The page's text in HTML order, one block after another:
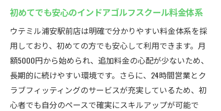
インドアゴルフスクールで効果的にスコア
アップ
スイング解析機器を活用したインドアゴル
フスクール練習
インドアゴルフスクールで個別指導を受け
るメリット
初めてでも安心のインドアゴルフスクール料金体系
ウテミル浦安駅前店は明確で分かりやすい料金体系を採
用しており、初めての方でも安心して利用できます。月
額5000円から始められ、追加料金の心配が少ないため、
長期的に続けやすい環境です。さらに、24時間営業とク
ラブフィッティングのサービスが充実しているため、初
心者でも自分のペースで確実にスキルアップが可能で